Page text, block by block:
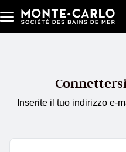
Inserite il tuo indirizzo e-